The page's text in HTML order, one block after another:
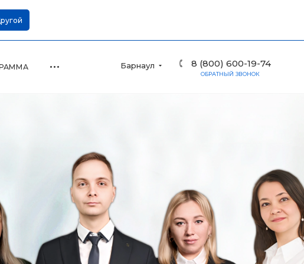
Барнаул 8 (800) 600-19-74
ОБРАТНЫЙ ЗВОНОК